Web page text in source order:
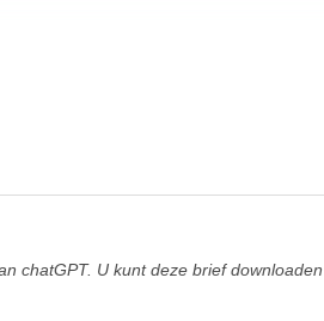
chatGPT. U kunt deze brief